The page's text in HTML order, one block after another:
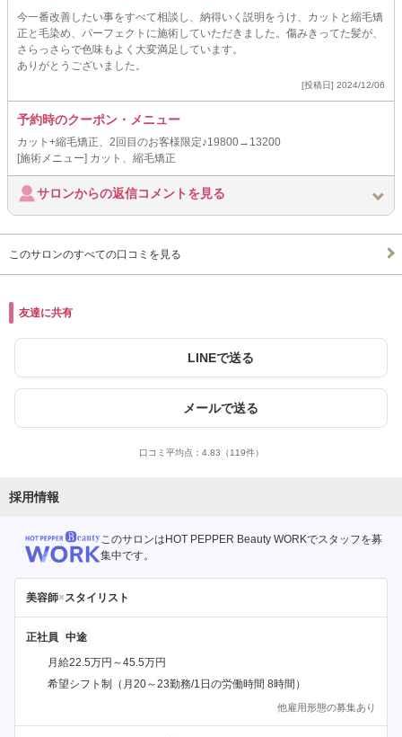
今一番改善したい事をすべて相談し、納得いく説明をうけ、カットと縮毛矯
正と毛染め、パーフェクトに施術していただきました。傷みきってた髪が、
さらっさらで色味もよく大変満足しています。
ありがとうございました。
[投稿日] 2024/12/06
予約時のクーポン・メニュー
カット+縮毛矯正、2回目のお客様限定♪19800→13200
[施術メニュー] カット、縮毛矯正
サロンからの返信コメントを見る
このサロンのすべての口コミを見る
友達に共有
LINEで送る
メールで送る
口コミ平均点： 4.83 （119件）
採用情報
このサロンはHOT PEPPER Beauty WORKでスタッフを募
集中です。
美容師×スタイリスト
正社員
月給22.5万円～45.5万円
希望シフト制（月20～23勤務/1日の労働時間 8時間）
他雇用形態の募集あり